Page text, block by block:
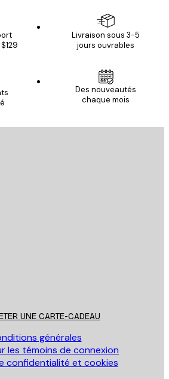
Livraison sous 3-5
jours ouvrables
Des nouveautés
chaque mois
UNE CARTE-CADEAU
générales
les témoins de connexion
confidentialité et cookies